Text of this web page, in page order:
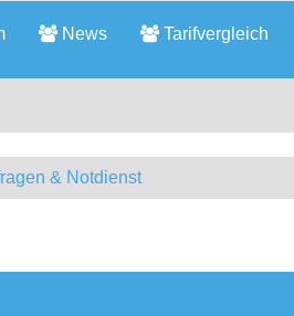
News Tarifvergleich
& Notdienst